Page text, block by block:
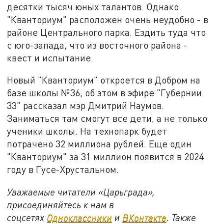
десятки тысяч юных талантов. Однако
"Кванториум" расположен очень неудобно - в
районе Центрального парка. Ездить туда что
с юго-запада, что из восточного района -
квест и испытание.
Новый "Кванториум" откроется в Добром на
базе школы №36, об этом в эфире "Губернии
33" рассказал мэр Дмитрий Наумов.
Заниматься там смогут все дети, а не только
ученики школы. На технопарк будет
потрачено 32 миллиона рублей. Еще один
"Кванториум" за 31 миллион появится в 2024
году в Гусе-Хрустальном.
Уважаемые читатели «Царьграда»,
присоединяйтесь к нам в
соцсетях Одноклассники и ВКонтакте. Также